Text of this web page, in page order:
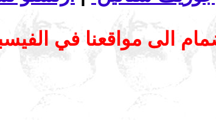
الى مواقعنا في